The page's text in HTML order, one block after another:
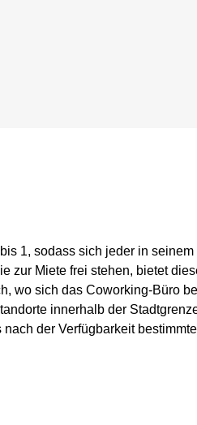
1, sodass sich jeder in
zur Miete frei stehen, bietet
wo sich das Coworking-Büro
innerhalb der
der Verfügbarkeit